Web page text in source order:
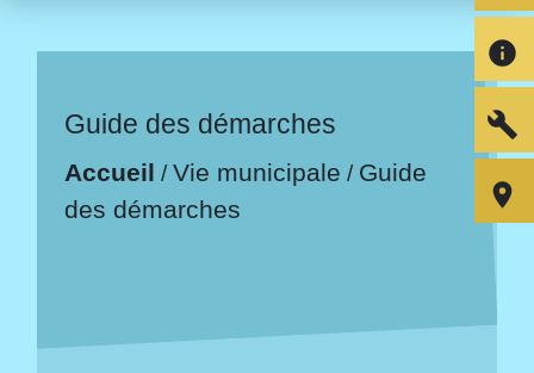
Guide des démarches
Accueil /Vie municipale / Guide
des démarches
info
build
room